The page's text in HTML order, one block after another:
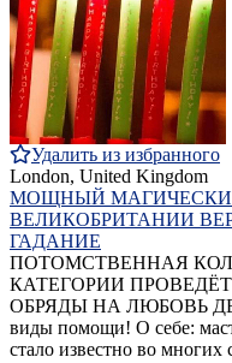
Удалить из избранного
London, United Kingdom
МОЩНЫЙ
ВЕЛИКОБРИТАНИИ
ГАДАНИЕ
ПОТОМСТВЕННАЯ
КАТЕГОРИИ
ОБРЯДЫ НА ЛЮБОВЬ
виды помощи! О себе:
стало известно во